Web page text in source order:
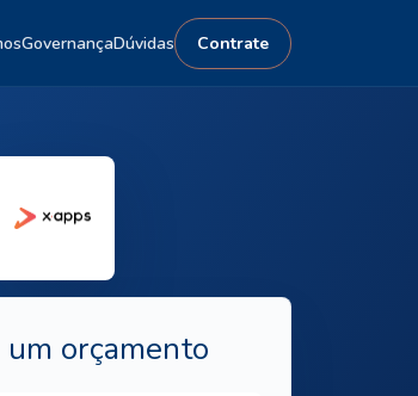
GovernançaDúvidas Contrate
orçamento